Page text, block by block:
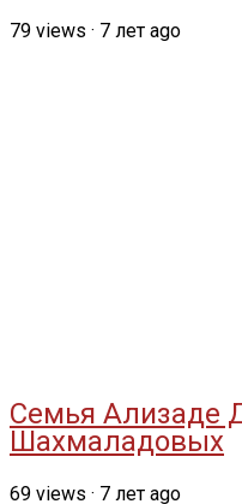
79 views · 7 лет ago
Семья Ализаде
Шахмаладовых
69 views · 7 лет ago